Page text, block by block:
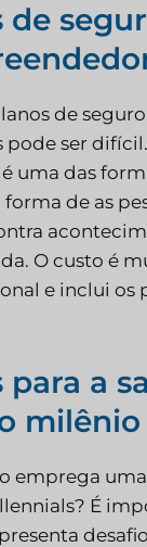
de
de
ser
uma das
de as
O custo é
e inclui os
a
milênio
emprega
É